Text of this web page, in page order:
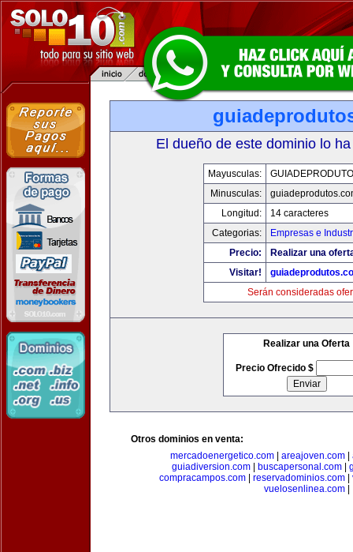
El dueño de este dominio lo
Mayusculas:
Minusculas:
Longitud:
14 caracteres
Categorias:
Empresas e
Precio:
Realizar una
Visitar!
Serán consideradas
Realizar una Oferta
Precio Ofrecido $
Otros dominios en venta:
mercadoenergetico.com| areajoven.com|
guiadiversion.com| buscapersonal.com|
compracampos.com| reservadominios.com|
vuelosenlinea.com|